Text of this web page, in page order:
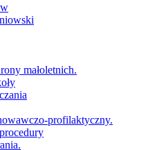
małoletnich.
profilaktyczny.